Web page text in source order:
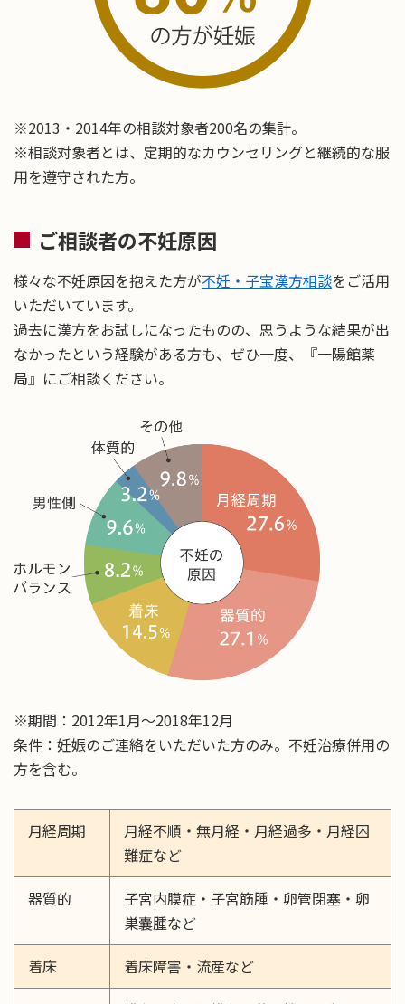
※2013・2014年の相談対象者200名の集計。
※相談対象者とは、定期的なカウンセリングと継続的な服
用を遵守された方。
ご相談者の不妊原因
様々な不妊原因を抱えた方が不妊・子宝漢方相談をご活用
いただいています。
過去に漢方をお試しになったものの、思うような結果が出
なかったという経験がある方も、ぜひ一度、『一陽館薬
局』にご相談ください。
※期間：2012年1月～2018年12月
条件：妊娠のご連絡をいただいた方のみ。不妊治療併用の
方を含む。
月経周期
月経不順・無月経・月経過多・月経困
難症など
器質的
子宮内膜症・子宮筋腫・卵管閉塞・卵
巣嚢腫など
着床
着床障害・流産など